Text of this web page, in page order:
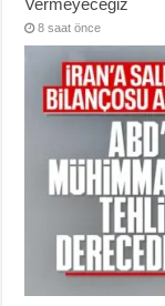
Vermeyeceğiz
8 saat önce